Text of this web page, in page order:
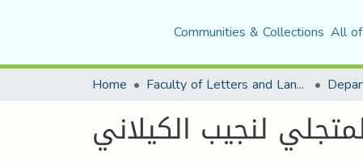
Communities & Collections All
Home Faculty of Letters and Languages
لنجیب الكیلاني